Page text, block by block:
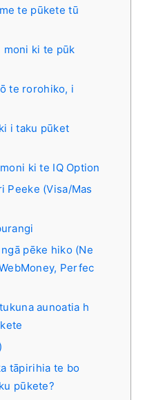
te pūkete tū
moni ki te pūk
te rorohiko, i
i taku pūket
ki te IQ Option
Peeke (Visa/Mas
pēke hiko (Ne
Perfec
aunoatia h
tāpirihia te bo
pūkete?